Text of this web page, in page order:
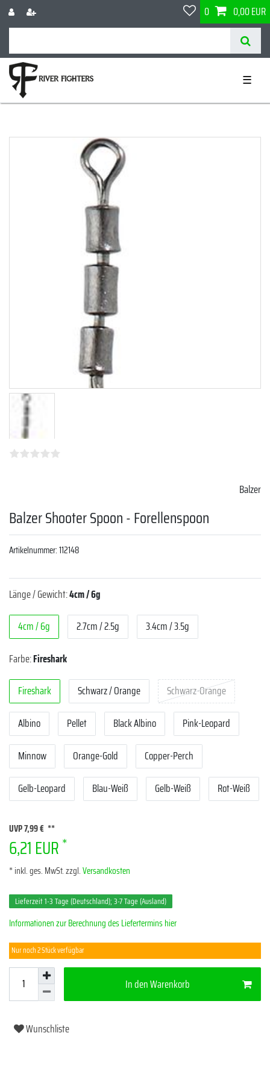
0 0,00 EUR
☰
Balzer
Balzer Shooter Spoon - Forellenspoon
Artikelnummer:112148
Länge / Gewicht:4cm / 6g
4cm / 6g 2.7cm / 2.5g 3.4cm / 3.5g
Farbe:Fireshark
Fireshark Schwarz /­ Orange Schwarz-Orange
Albino Pellet Black Albino Pink-Leopard
Minnow Orange-Gold Copper-Perch
Gelb-Leopard Blau-Weiß Gelb-Weiß Rot-Weiß
UVP 7,99 €
6,21 EUR *
* inkl. ges. MwSt. zzgl.Versandkosten
Lieferzeit 1-3 Tage (Deutschland); 3-7 Tage (Ausland)
Informationen zur Berechnung des Liefertermins hier
Nur noch 2 Stück verfügbar
In den Warenkorb
Wunschliste